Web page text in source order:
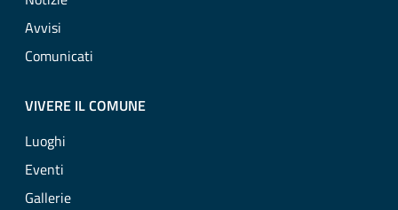
Avvisi
Comunicati
VIVERE IL COMUNE
Luoghi
Eventi
Gallerie